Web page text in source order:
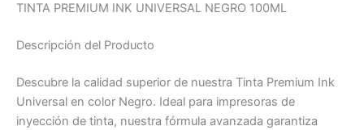
TINTA PREMIUM INK UNIVERSAL NEGRO 100ML
Descripción del Producto
Descubre la calidad superior de nuestra Tinta Premium Ink
Universal en color Negro. Ideal para impresoras de
inyección de tinta, nuestra fórmula avanzada garantiza